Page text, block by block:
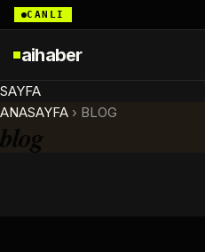
CANLI
aihaber
SAYFA
ANASAYFA › BLOG
blog